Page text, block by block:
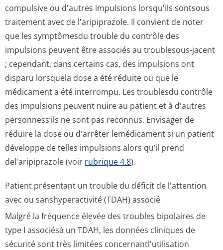
compulsive ou d'autres impulsions lorsqu'ils sontsous
traitement avec de l'aripiprazole. Il convient de noter
que les symptômesdu trouble du contrôle des
impulsions peuvent être associés au troublesous-jacent
; cependant, dans certains cas, des impulsions ont
disparu lorsquela dose a été réduite ou que le
médicament a été interrompu. Les troublesdu contrôle
des impulsions peuvent nuire au patient et à d'autres
personness’ils ne sont pas reconnus. Envisager de
réduire la dose ou d'arrêter lemédicament si un patient
développe de telles impulsions alors qu’il prend
del'aripiprazole (voir rubrique 4.8).
Patient présentant un trouble du déficit de l'attention
avec ou sanshyperactivité (TDAH) associé
Malgré la fréquence élevée des troubles bipolaires de
type I associésà un TDAH, les données cliniques de
sécurité sont très limitées concernantl'u­tilisation